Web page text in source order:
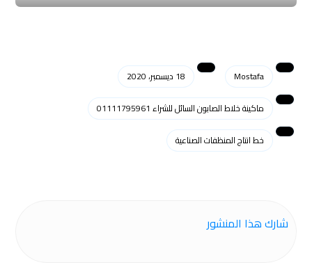
Mostafa
18 ديسمبر، 2020
ماكينة خلاط الصابون السائل للشراء 01111795961
خط انتاج المنظفات الصناعية